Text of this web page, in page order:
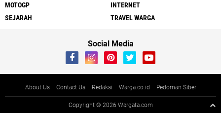
MOTOGP
INTERNET
SEJARAH
TRAVEL WARGA
Social Media
About Us Contact Us Redaksi Warga.co.id Pedoman Siber
Copyright © 2026 Wargata.com